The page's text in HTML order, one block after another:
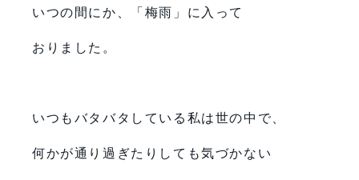
いつの間にか、「梅雨」に入って
おりました。
いつもバタバタしている私は世の中で、
何かが通り過ぎたりしても気づかない